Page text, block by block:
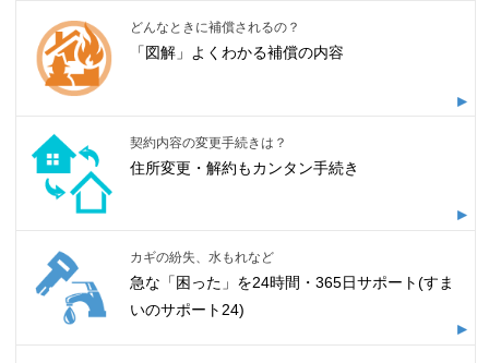
どんなときに補償されるの？
「図解」よくわかる補償の内容
契約内容の変更手続きは？
住所変更・解約もカンタン手続き
カギの紛失、水もれなど
急な「困った」を24時間・365日サポート(すま
いのサポート24)